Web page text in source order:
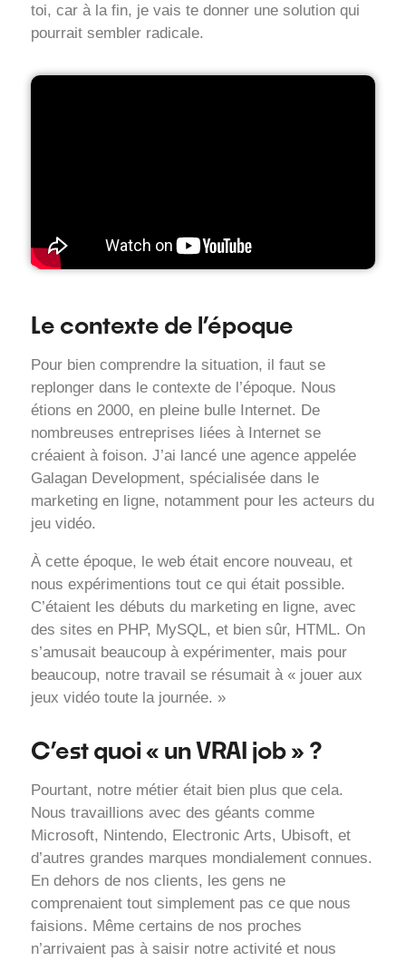
toi, car à la fin, je vais te donner une solution qui
pourrait sembler radicale.
Le contexte de l’époque
Pour bien comprendre la situation, il faut se
replonger dans le contexte de l’époque. Nous
étions en 2000, en pleine bulle Internet. De
nombreuses entreprises liées à Internet se
créaient à foison. J’ai lancé une agence appelée
Galagan Development, spécialisée dans le
marketing en ligne, notamment pour les acteurs du
jeu vidéo.
À cette époque, le web était encore nouveau, et
nous expérimentions tout ce qui était possible.
C’étaient les débuts du marketing en ligne, avec
des sites en PHP, MySQL, et bien sûr, HTML. On
s’amusait beaucoup à expérimenter, mais pour
beaucoup, notre travail se résumait à « jouer aux
jeux vidéo toute la journée. »
C’est quoi « un VRAI job » ?
Pourtant, notre métier était bien plus que cela.
Nous travaillions avec des géants comme
Microsoft, Nintendo, Electronic Arts, Ubisoft, et
d’autres grandes marques mondialement connues.
En dehors de nos clients, les gens ne
comprenaient tout simplement pas ce que nous
faisions. Même certains de nos proches
n’arrivaient pas à saisir notre activité et nous